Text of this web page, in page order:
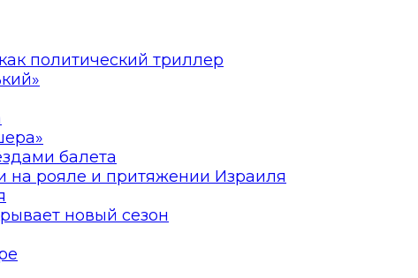
политический триллер
балета
на рояле и притяжении Израиля
новый сезон